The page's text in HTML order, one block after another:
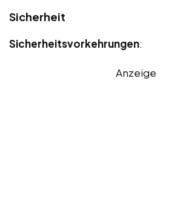
Sicherheit
Sicherheitsvorkehrungen:
Anzeige